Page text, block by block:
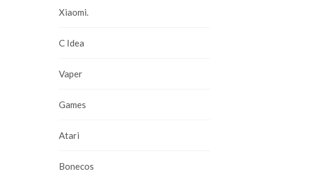
Xiaomi.
C Idea
Vaper
Games
Atari
Bonecos